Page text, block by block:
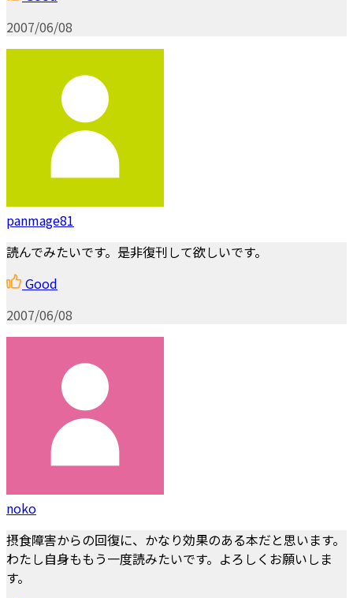
2007/06/08
panmage81
読んでみたいです。是非復刊して欲しいです。
Good
2007/06/08
noko
摂食障害からの回復に、かなり効果のある本だと思います。
わたし自身ももう一度読みたいです。よろしくお願いしま
す。